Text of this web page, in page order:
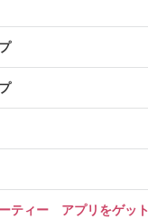
ティー アプリをゲット